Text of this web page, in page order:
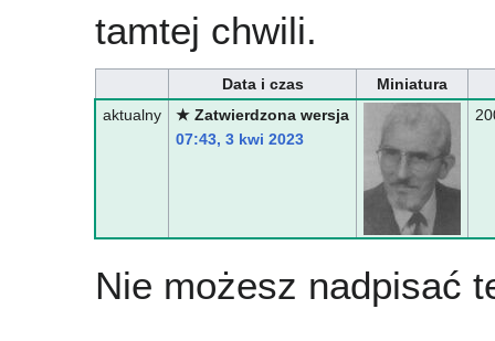
tamtej chwili.
Data i czas
Miniatura
aktualny
★ Zatwierdzona wersja
07:43, 3 kwi 2023
Nie możesz nadpisać